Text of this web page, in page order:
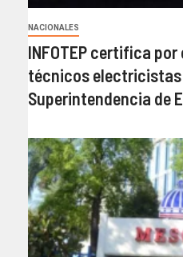
NACIONALES
INFOTEP certifica
técnicos
Superintendencia de